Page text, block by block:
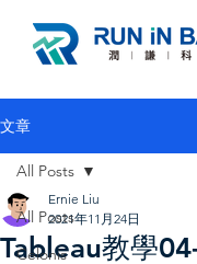
文章
All Posts
Celonis
All Posts
Tableau教學
Ernie Liu
2021年11月24日